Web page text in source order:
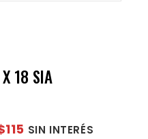
18 SIA
SIN INTERÉS